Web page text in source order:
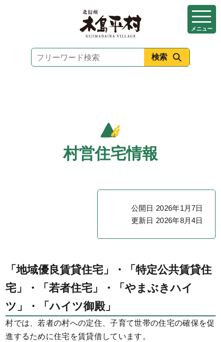
メニュー
村営住宅情報
公開日 2026年1月7日
更新日 2026年8月4日
「地域優良賃貸住宅」・「特定公共賃貸住
宅」・「若者住宅」・「やまぶきハイ
ツ」・「ハイツ御殿」
村では、若者の村への定住、子育て世帯の住宅の確保を促
進するために住宅を賃貸借しています。